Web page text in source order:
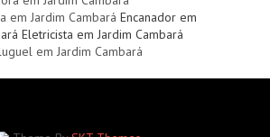
em Jardim Cambará Encanador em
Eletricista em Jardim Cambará
em Jardim Cambará